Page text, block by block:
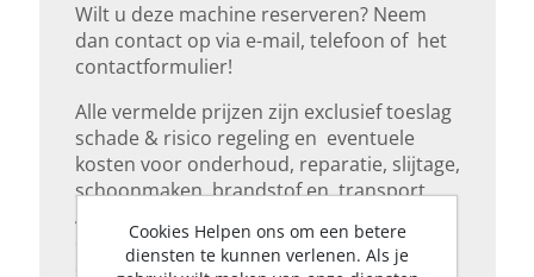
Wilt u deze machine reserveren? Neem
dan contact op via e-mail, telefoon of het
contactformulier!
Alle vermelde prijzen zijn exclusief toeslag
schade & risico regeling en eventuele
kosten voor onderhoud, reparatie, slijtage,
schoonmaken, brandstof en transport.
Alle prijzen zijn gebaseerd op maximaal 8
draaiuren per dag of maximaal 40
draaiuren per week. Indien u niet over een
Cookies Helpen ons om een betere
diensten te kunnen verlenen. Als je